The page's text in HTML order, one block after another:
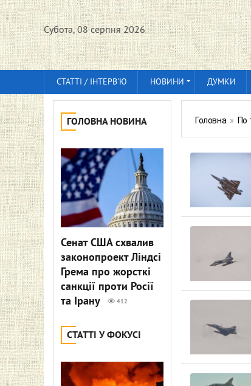
Субота, 08 серпня 2026
СТАТТІ / ІНТЕРВ'Ю НОВИНИ ДУМКИ
ГОЛОВНА НОВИНА
Сенат США схвалив
законопроект Ліндсі
Грема про жорсткі
санкції проти Росії
та Ірану
412
СТАТТІ У ФОКУСІ
Головна » По